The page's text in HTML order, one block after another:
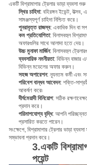
একটি বিশ্রামাগার ট্রেলার ভাড়া ব্যবসা
স্থির চাহিদা: বহিরঙ্গন ইভেন্ট, উত্সব,
সামঞ্জস্যপূর্ণ চাহিদা নিশ্চিত করে।
পুনরাবৃত্ত রাজস্ব: একাধিক দিন বা
কম প্রতিযোগিতা: বিলাসবহুল
অফারগুলির সাথে আলাদা হতে দেয়।
উচ্চ মুনাফা মার্জিন: বিলাসবহুল
ব্যবসায়িক নমনীয়তা: বিভিন্ন বাজার
বিভিন্ন মডেলের অফার করুন।
সহজ অপারেশন: ন্যূনতম কর্মী এবং
পরিবেশ বান্ধব আবেদন: শক্তি-
আকর্ষণ করে৷
দীর্ঘমেয়াদী বিনিয়োগ: সঠিক
প্রদান করে।
পরিমাপযোগ্য বৃদ্ধি: আপনি
প্রসারিত করতে পারেন।
সংক্ষেপে, বিশ্রামাগার ট্রেলার ভাড়া
সম্ভাবনা প্রদান করে।
3.একটি
পয়েন্ট